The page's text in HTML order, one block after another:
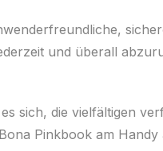
und überall
sich, die vielfältigen
Pinkbook am Handy